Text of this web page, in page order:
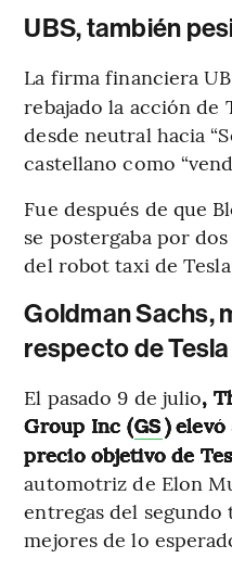
UBS, también
La firma financiera
rebajado la acción de
desde neutral hacia
castellano como
Fue después de que
se postergaba por
del robot taxi de
Goldman Sachs,
respecto de Tesla
El pasado 9 de julio,
Group Inc (GS)
precio objetivo de
automotriz de Elon
entregas del
mejores de lo